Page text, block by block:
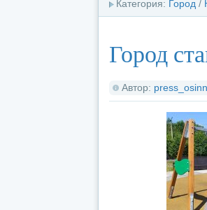
Категория: Город /
Город
Автор: